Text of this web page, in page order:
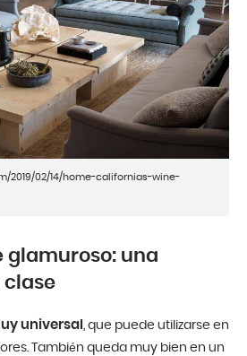
2019/02/14/home-californias-wine-
glamuroso: una
clase
universal , que puede utilizarse en
También queda muy bien en un